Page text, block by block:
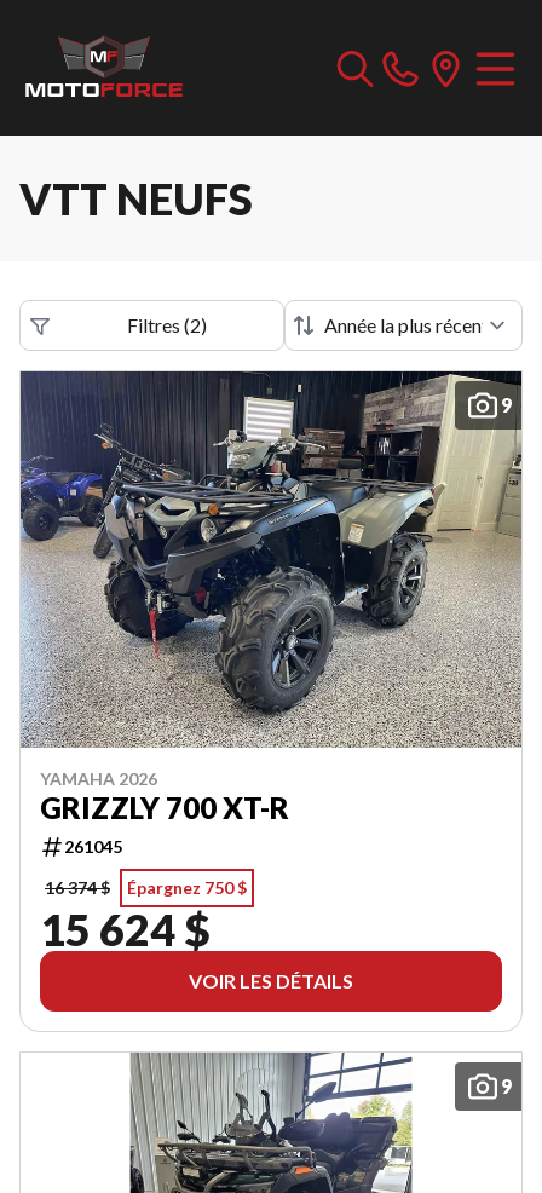
VTT NEUFS
Filtres (2)
9
YAMAHA 2026
GRIZZLY 700 XT-R
261045
16 374 $
Épargnez 750 $
15 624 $
VOIR LES DÉTAILS
9